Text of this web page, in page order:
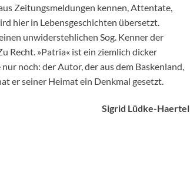
Zeitungsmeldungen kennen, Attentate,
hier in Lebensgeschichten übersetzt.
unwiderstehlichen Sog. Kenner der
Recht. »Patria« ist ein ziemlich dicker
noch: der Autor, der aus dem Baskenland,
er seiner Heimat ein Denkmal gesetzt.
Sigrid Lüdke-Haertel